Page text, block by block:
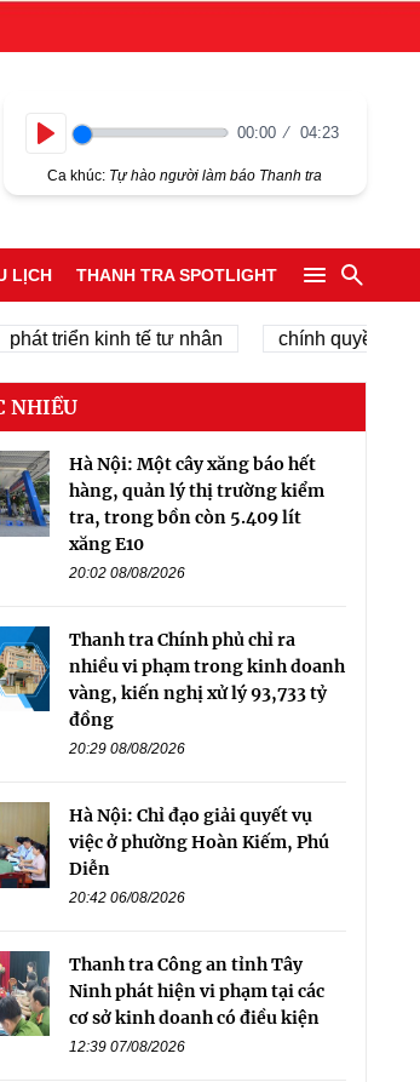
00:00 04:23
Ca khúc: Tự hào người làm báo Thanh tra
LỊCH THANH TRA SPOTLIGHT
triển kinh tế tư nhân chính quyền địa
NHIỀU
Hà Nội: Một cây xăng báo hết
hàng, quản lý thị trường kiểm
tra, trong bồn còn 5.409 lít
xăng E10
20:02 08/08/2026
Thanh tra Chính phủ chỉ ra
nhiều vi phạm trong kinh doanh
vàng, kiến nghị xử lý 93,733 tỷ
đồng
20:29 08/08/2026
Hà Nội: Chỉ đạo giải quyết vụ
việc ở phường Hoàn Kiếm, Phú
Diễn
20:42 06/08/2026
Thanh tra Công an tỉnh Tây
Ninh phát hiện vi phạm tại các
cơ sở kinh doanh có điều kiện
12:39 07/08/2026